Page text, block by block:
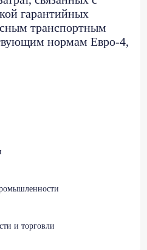
гарантийных
транспортным
нормам Евро-4,
и торговли